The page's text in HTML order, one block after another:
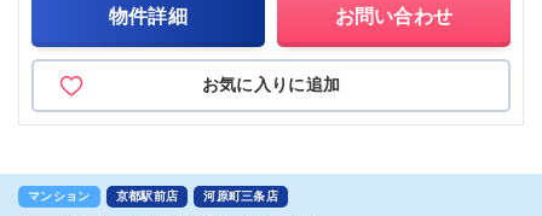
物件詳細 お問い合わせ
お気に入りに追加
マンション 京都駅前店 河原町三条店